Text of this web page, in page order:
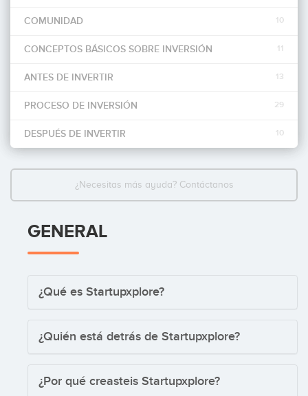
Invertir
COMUNIDAD 10
CONCEPTOS BÁSICOS SOBRE INVERSIÓN 11
ANTES DE INVERTIR 13
PROCESO DE INVERSIÓN 29
DESPUÉS DE INVERTIR 10
¿Necesitas más ayuda? Contáctanos
GENERAL
¿Qué es Startupxplore?
¿Quién está detrás de Startupxplore?
¿Por qué creasteis Startupxplore?